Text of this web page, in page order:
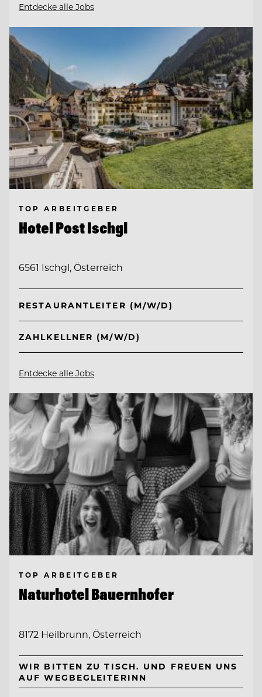
Entdecke alle Jobs
TOP ARBEITGEBER
Hotel Post Ischgl
6561 Ischgl, Österreich
RESTAURANTLEITER (M/W/D)
ZAHLKELLNER (M/W/D)
Entdecke alle Jobs
TOP ARBEITGEBER
Naturhotel Bauernhofer
8172 Heilbrunn, Österreich
WIR BITTEN ZU TISCH. UND FREUEN UNS
AUF WEGBEGLEITERINN